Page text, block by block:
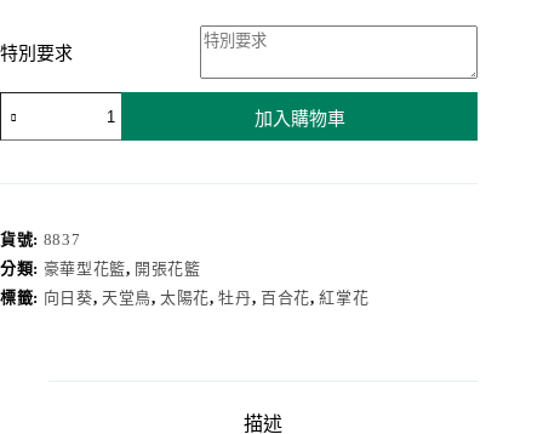
特別要求
貴
數
量
加入購物車
貨號: 8837
分類: 豪華型花籃, 開張花籃
標籤: 向日葵, 天堂鳥,太陽花,牡丹,百合花,紅掌花
描述